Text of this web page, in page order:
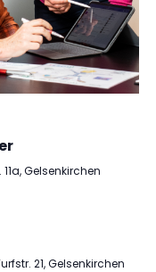
Gelsenkirchen
21, Gelsenkirchen